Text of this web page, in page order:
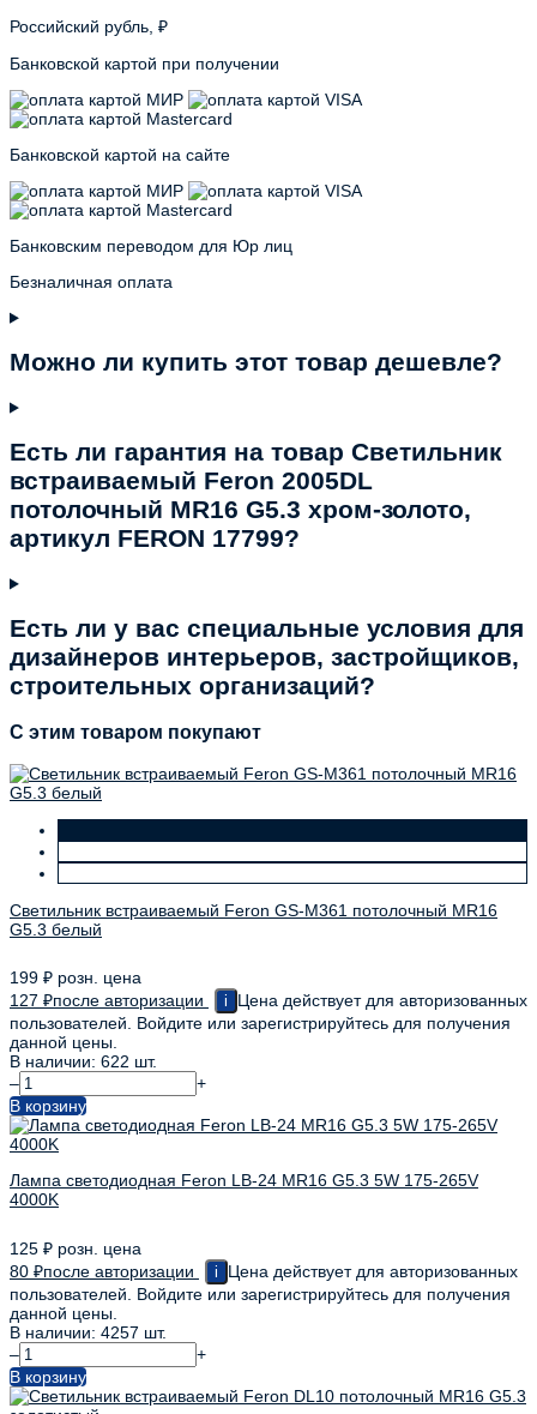
Российский рубль, ₽
Банковской картой при получении
Банковской картой на сайте
Банковским переводом для Юр лиц
Безналичная оплата
Можно ли купить этот товар дешевле?
Есть ли гарантия на товар Светильник
встраиваемый Feron 2005DL
потолочный MR16 G5.3 хром-золото,
артикул FERON 17799?
Есть ли у вас специальные условия для
дизайнеров интерьеров, застройщиков,
строительных организаций?
C этим товаром покупают
Светильник встраиваемый Feron GS-M361 потолочный MR16
G5.3 белый
199 ₽ розн. цена
127 ₽после авторизации i
Цена действует для авторизованных
пользователей. Войдите или зарегистрируйтесь для получения
данной цены.
В наличии: 622 шт.
–
+
В корзину
Лампа светодиодная Feron LB-24 MR16 G5.3 5W 175-265V
4000K
125 ₽ розн. цена
80 ₽после авторизации i
Цена действует для авторизованных
пользователей. Войдите или зарегистрируйтесь для получения
данной цены.
В наличии: 4257 шт.
–
+
В корзину